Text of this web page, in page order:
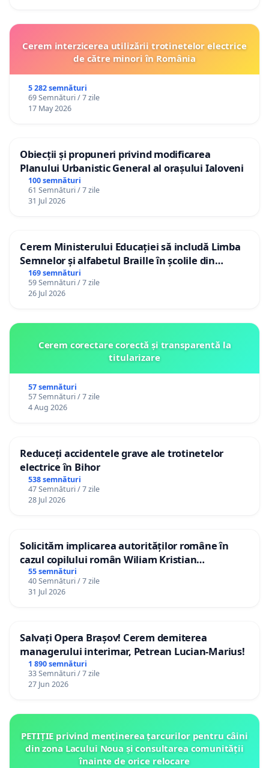
Cerem interzicerea utilizării trotinetelor electrice
de către minori în România
5 282 semnături
69 Semnături / 7 zile
17 May 2026
Obiecții și propuneri privind modificarea
Planului Urbanistic General al orașului Ialoveni
100 semnături
61 Semnături / 7 zile
31 Jul 2026
Cerem Ministerului Educației să includă Limba
Semnelor și alfabetul Braille în școlile din
Republica Moldova!
169 semnături
59 Semnături / 7 zile
26 Jul 2026
Cerem corectare corectă și transparentă la
titularizare
57 semnături
57 Semnături / 7 zile
4 Aug 2026
Reduceți accidentele grave ale trotinetelor
electrice în Bihor
538 semnături
47 Semnături / 7 zile
28 Jul 2026
Solicităm implicarea autorităților române în
cazul copilului român Wiliam Kristian
Gheorghe, aflat în plasament în Danemarca de
12 ani
55 semnături
40 Semnături / 7 zile
31 Jul 2026
Salvați Opera Brașov! Cerem demiterea
managerului interimar, Petrean Lucian-Marius!
1 890 semnături
33 Semnături / 7 zile
27 Jun 2026
PETIȚIE privind menținerea țarcurilor pentru câini
din zona Lacului Noua și consultarea comunității
înainte de orice relocare